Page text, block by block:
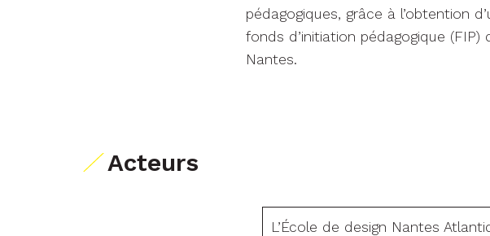
pédagogiques, grâce à l’obtention
fonds d’initiation pédagogique (FIP)
Nantes.
Acteurs
L’École de design Nantes